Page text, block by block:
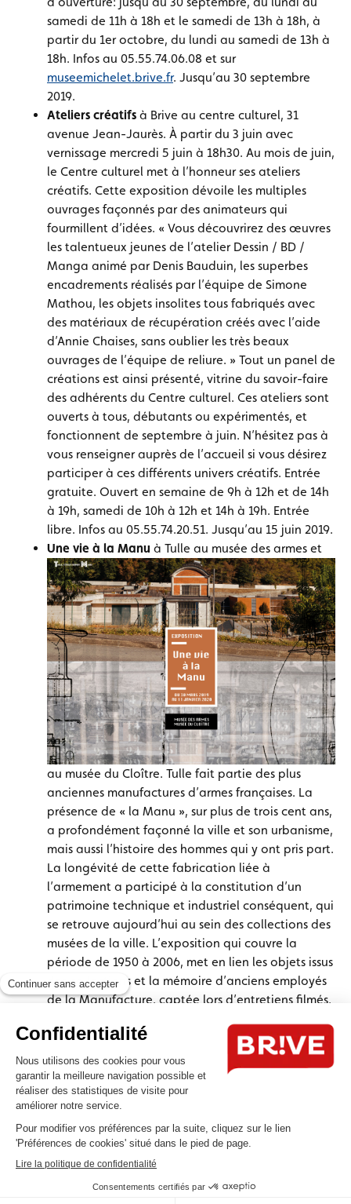
samedi de 11h à 18h et le samedi de 13h à 18h, à
partir du 1er octobre, du lundi au samedi de 13h à
18h. Infos au 05.55.74.06.08 et sur
museemichelet.brive.fr. Jusqu’au 30 septembre
2019.
Ateliers créatifs à Brive au centre culturel, 31
avenue Jean-Jaurès. À partir du 3 juin avec
vernissage mercredi 5 juin à 18h30. Au mois de juin,
le Centre culturel met à l’honneur ses ateliers
créatifs. Cette exposition dévoile les multiples
ouvrages façonnés par des animateurs qui
fourmillent d’idées. « Vous découvrirez des œuvres
les talentueux jeunes de l’atelier Dessin / BD /
Manga animé par Denis Bauduin, les superbes
encadrements réalisés par l’équipe de Simone
Mathou, les objets insolites tous fabriqués avec
des matériaux de récupération créés avec l’aide
d’Annie Chaises, sans oublier les très beaux
ouvrages de l’équipe de reliure. » Tout un panel de
créations est ainsi présenté, vitrine du savoir-faire
des adhérents du Centre culturel. Ces ateliers sont
ouverts à tous, débutants ou expérimentés, et
fonctionnent de septembre à juin. N’hésitez pas à
vous renseigner auprès de l’accueil si vous désirez
participer à ces différents univers créatifs. Entrée
gratuite. Ouvert en semaine de 9h à 12h et de 14h
à 19h, samedi de 10h à 12h et 14h à 19h. Entrée
libre. Infos au 05.55.74.20.51. Jusqu’au 15 juin 2019.
Une vie à la Manu à Tulle au musée des armes et
au musée du Cloître. Tulle fait partie des plus
anciennes manufactures d’armes françaises. La
présence de « la Manu », sur plus de trois cent ans,
a profondément façonné la ville et son urbanisme,
mais aussi l’histoire des hommes qui y ont pris part.
La longévité de cette fabrication liée à
l’armement a participé à la constitution d’un
patrimoine technique et industriel conséquent, qui
se retrouve aujourd’hui au sein des collections des
musées de la ville. L’exposition qui couvre la
période de 1950 à 2006, met en lien les objets issus
des collections et la mémoire d’anciens employés
de la Manufacture, captée lors d’entretiens filmés,
Culture Corrèze. Au Musée du Cloître, l’exposition
met plus spécifiquement en lumière les hommes,
leurs métiers et leur savoir-faire mais aussi leur
culture commune, comment devenait-on un « nez-
noir ». Au musée des Armes, ce sont les bâtiments
et les productions qui font l’objet de témoignages
et de présentations d’objets. Deux volets
complémentaires pour illustrer une aventure
industrielle et humaine. Entrée libre. Musée des